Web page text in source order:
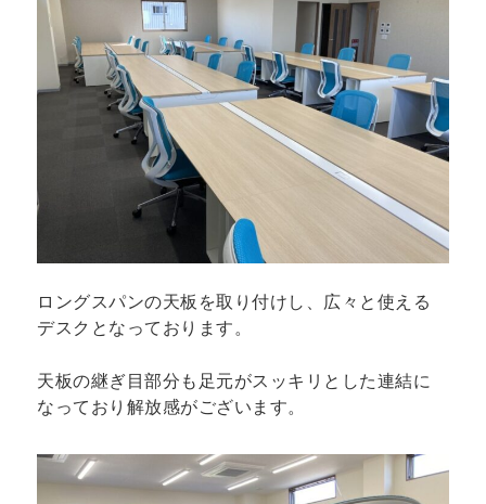
ロングスパンの天板を取り付けし、広々と使える
デスクとなっております。
天板の継ぎ目部分も足元がスッキリとした連結に
なっており解放感がございます。